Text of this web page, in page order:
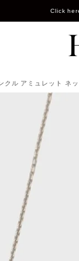
Click
クル アミュレット ネッ